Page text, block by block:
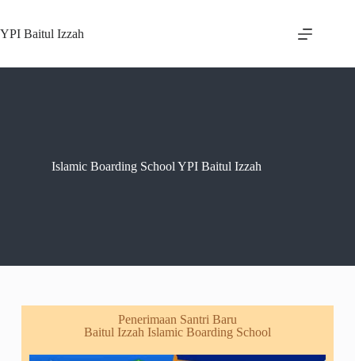
YPI Baitul Izzah
Islamic Boarding School YPI Baitul Izzah
Penerimaan Santri Baru
Baitul Izzah Islamic Boarding School